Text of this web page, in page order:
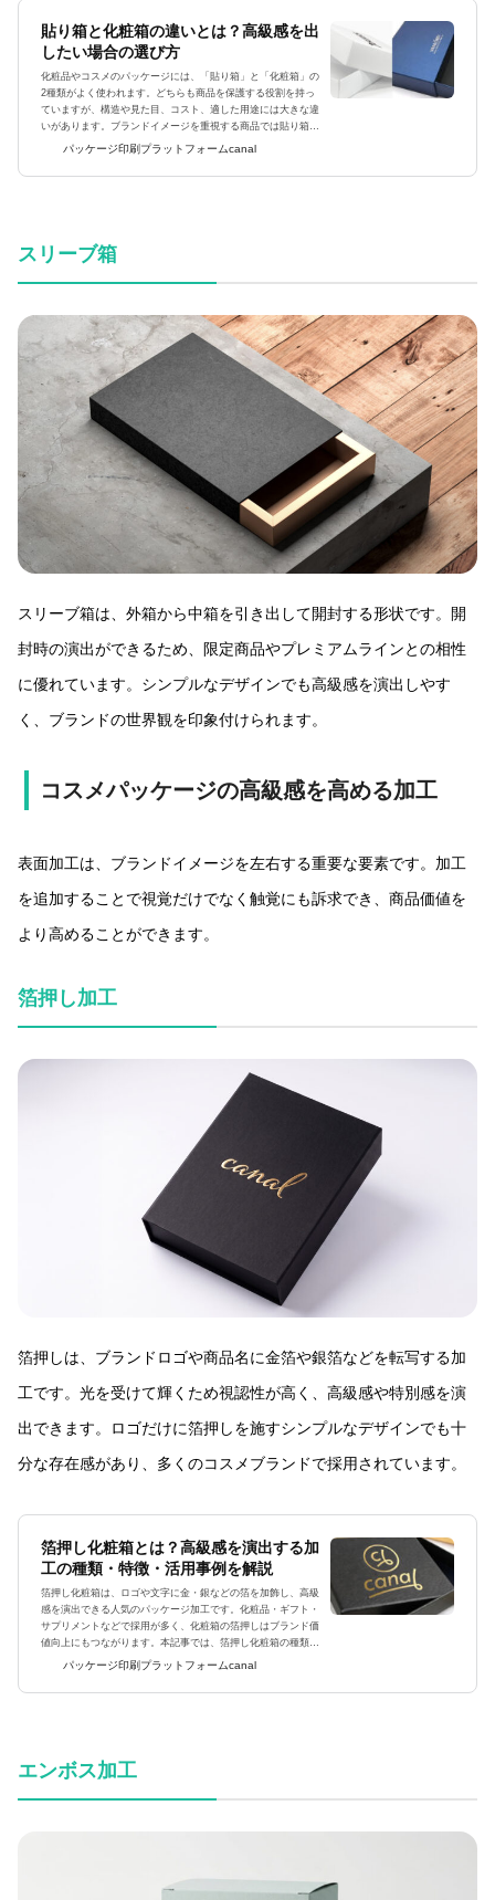
貼り箱と化粧箱の違いとは？高級感を出
したい場合の選び方
化粧品やコスメのパッケージには、「貼り箱」と「化粧箱」の
2種類がよく使われます。どちらも商品を保護する役割を持っ
ていますが、構造や見た目、コスト、適した用途には大きな違
いがあります。ブランドイメージを重視する商品では貼り箱が
採用されることが多く、量産品では化粧箱が広く使われていま
パッケージ印刷プラットフォームcanal
スリーブ箱
スリーブ箱は、外箱から中箱を引き出して開封する形状です。開
封時の演出ができるため、限定商品やプレミアムラインとの相性
に優れています。シンプルなデザインでも高級感を演出しやす
く、ブランドの世界観を印象付けられます。
コスメパッケージの高級感を高める加工
表面加工は、ブランドイメージを左右する重要な要素です。加工
を追加することで視覚だけでなく触覚にも訴求でき、商品価値を
より高めることができます。
箔押し加工
箔押しは、ブランドロゴや商品名に金箔や銀箔などを転写する加
工です。光を受けて輝くため視認性が高く、高級感や特別感を演
出できます。ロゴだけに箔押しを施すシンプルなデザインでも十
分な存在感があり、多くのコスメブランドで採用されています。
箔押し化粧箱とは？高級感を演出する加
工の種類・特徴・活用事例を解説
箔押し化粧箱は、ロゴや文字に金・銀などの箔を加飾し、高級
感を演出できる人気のパッケージ加工です。化粧品・ギフト・
サプリメントなどで採用が多く、化粧箱の箔押しはブランド価
値向上にもつながります。本記事では、箔押し化粧箱の種類や
加工方法、高級感を出すコツまで詳しく解説します。箔押し化
パッケージ印刷プラットフォームcanal
エンボス加工